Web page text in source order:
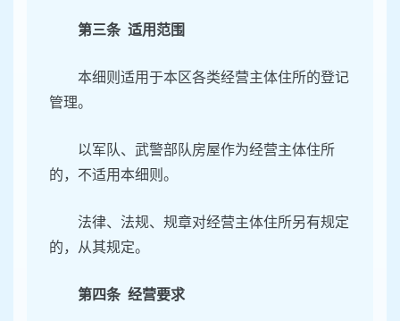
第三条 适用范围
本细则适用于本区各类经营主体住所的登记
管理。
以军队、武警部队房屋作为经营主体住所
的，不适用本细则。
法律、法规、规章对经营主体住所另有规定
的，从其规定。
第四条 经营要求